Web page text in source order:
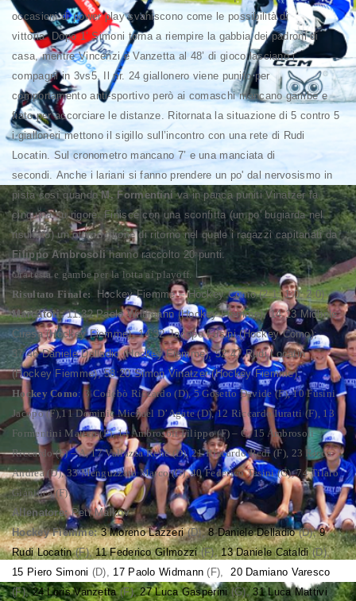
occasioni di power play svaniscono come le possibilità di
vittoria. Dopo 1’ Simoni torna a riempire la gabbia dei padroni di
casa, mentre Vincenzi e Vanzetta al 48’ di gioco lasciano i
compagni in 3vs5. Il nr. 24 giallonero viene punito per
comportamento anti-sportivo però ai comaschi mancano gambe e
fiato per accorciare le distanze.Ritornata la situazione di 5 contro 5
i gialloneri mettono il sigillo sull’incontro con una rete di Rudi
Locatin. Sul cronometro mancano 7’ e una manciata di
secondi. Anche i lariani si fanno prendere un po' dal nervosismo in
pista così quandoM. Formentini va in panca puniti Vinatzer fa
cinquina su rigore. Finisce con una sconfitta (un po' bugiarda nel
risultato) un ottimo girone di ritorno nel quale i ragazzi capitanati da
Filippo Ambrosolihanno raccolto 20 punti.
Ora testa e gambe per la lotta ai playoff.
Risultato Finale:
Hockey Fiemme – Hockey Como (2:1; 1:0; 2:0)
Marcatori:11:32 Paolo Wildmann (Hockey Fiemme), 14:13 Michele
Ciresa (Hockey Fiemme), 14:32 Jacopo Fusini (Hockey Como);
37:46 Daniele Delladio (Hockey Fiemme); 52:47 Rudi Locatin
(Hockey Fiemme), 58:20 Simon Vinatzer (Hockey Fiemme).
Hockey Como: 3 Codebò Riccardo (D), 5 Gosetto Davide (F), 10 Fusini
Jacopo (F),11 Dominic Michael D’Agate (D), 12 Riccardo Iuratti (F), 13
Formentini Matteo (F), 14 Ambrosoli Filippo (F) – C, 15 Ambrosoli
Riccardo (F) – A, 17 Vallazza Renè (D), 21 Riccardo Redi (F), 23 Ricca
Andrea (D), 33 Menguzzato Marco (G), 40 Federico Tesini (G), 74 Tilaro
Gianluca (F).
Allenatore:Petr Malkov
Hockey Fiemme: 3 Moreno Lazzeri(D),8 Daniele Delladio(D),9
Rudi Locatin(F),11 Federico Gilmozzi(F),13 Daniele Cataldi(D),
15 Piero Simoni (D), 17 Paolo Widmann (F), 20 Damiano Varesco
(F),24 Loris Vanzetta(F),27 Luca Gasperini(G),31 Luca Mattivi